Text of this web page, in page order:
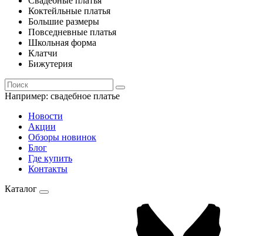
Коктейльные платья
Большие размеры
Повседневные платья
Школьная форма
Клатчи
Бижутерия
Например: свадебное платье
Новости
Акции
Обзоры новинок
Блог
Где купить
Контакты
Каталог